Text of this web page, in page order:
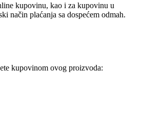
kupovinu, kao i za kupovinu u
način plaćanja sa dospećem odmah.
kupovinom ovog proizvoda: